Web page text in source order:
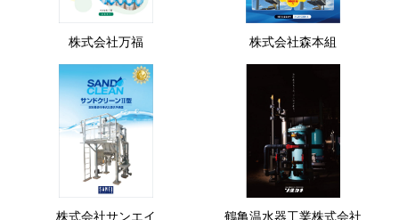
株式会社万福 株式会社森本組
株式会社サンエイ 鶴亀温水器工業株式会社